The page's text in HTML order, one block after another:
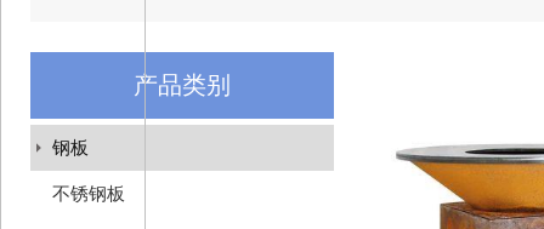
产品类别
钢板
不锈钢板